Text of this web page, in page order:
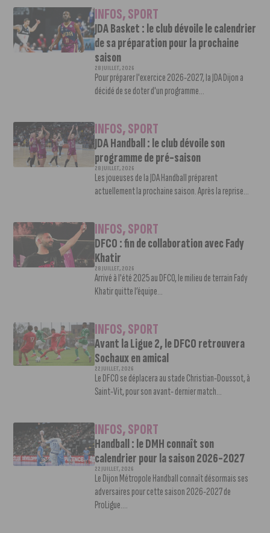
INFOS,SPORT
JDA Basket : le club dévoile le calendrier
de sa préparation pour la prochaine
saison
28 JUILLET, 2026
Pour préparer l'exercice 2026-2027, la JDA Dijon a
décidé de se doter d'un programme...
INFOS,SPORT
JDA Handball : le club dévoile son
programme de pré-saison
28 JUILLET, 2026
Les joueuses de la JDA Handball préparent
actuellement la prochaine saison. Après la reprise...
INFOS,SPORT
DFCO : fin de collaboration avec Fady
Khatir
28 JUILLET, 2026
Arrivé à l'été 2025 au DFCO, le milieu de terrain Fady
Khatir quitte l’équipe...
INFOS,SPORT
Avant la Ligue 2, le DFCO retrouvera
Sochaux en amical
22 JUILLET, 2026
Le DFCO se déplacera au stade Christian-Doussot, à
Saint-Vit, pour son avant- dernier match...
INFOS,SPORT
Handball : le DMH connaît son
calendrier pour la saison 2026-2027
22 JUILLET, 2026
Le Dijon Métropole Handball connaît désormais ses
adversaires pour cette saison 2026-2027 de
ProLigue....